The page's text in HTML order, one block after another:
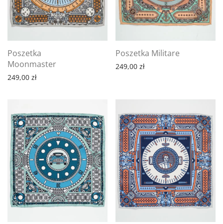
Poszetka
Moonmaster
249,00 zł
Poszetka Militare
249,00 zł